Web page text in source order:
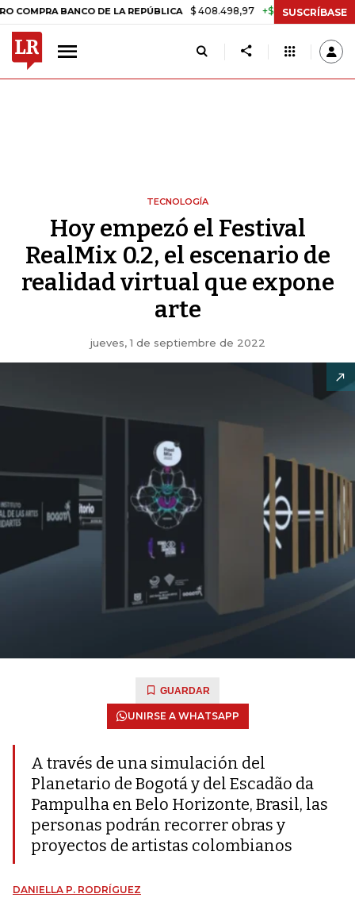
BANCO DE LA REPÚBLICA $ 408.498,97 +$ 8.753,81 +2,19%
SUSCRÍBASE
TECNOLOGÍA
Hoy empezó el Festival
RealMix 0.2, el escenario de
realidad virtual que expone
arte
jueves, 1 de septiembre de 2022
GUARDAR
UNIRSE A WHATSAPP
A través de una simulación del
Planetario de Bogotá y del Escadão da
Pampulha en Belo Horizonte, Brasil, las
personas podrán recorrer obras y
proyectos de artistas colombianos
DANIELLA P. RODRÍGUEZ